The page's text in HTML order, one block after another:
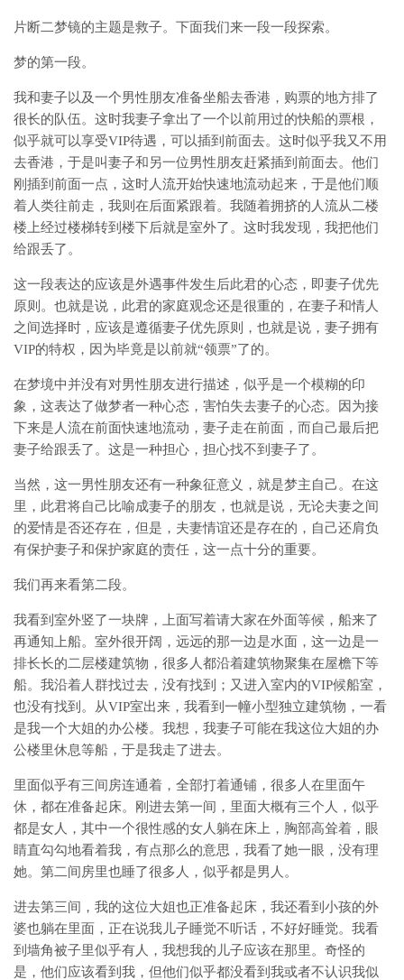
片断二梦镜的主题是救子。下面我们来一段一段探索。
梦的第一段。
我和妻子以及一个男性朋友准备坐船去香港，购票的地方排了
很长的队伍。这时我妻子拿出了一个以前用过的快船的票根，
似乎就可以享受VIP待遇，可以插到前面去。这时似乎我又不用
去香港，于是叫妻子和另一位男性朋友赶紧插到前面去。他们
刚插到前面一点，这时人流开始快速地流动起来，于是他们顺
着人类往前走，我则在后面紧跟着。我随着拥挤的人流从二楼
楼上经过楼梯转到楼下后就是室外了。这时我发现，我把他们
给跟丢了。
这一段表达的应该是外遇事件发生后此君的心态，即妻子优先
原则。也就是说，此君的家庭观念还是很重的，在妻子和情人
之间选择时，应该是遵循妻子优先原则，也就是说，妻子拥有
VIP的特权，因为毕竟是以前就“领票”了的。
在梦境中并没有对男性朋友进行描述，似乎是一个模糊的印
象，这表达了做梦者一种心态，害怕失去妻子的心态。因为接
下来是人流在前面快速地流动，妻子走在前面，而自己最后把
妻子给跟丢了。这是一种担心，担心找不到妻子了。
当然，这一男性朋友还有一种象征意义，就是梦主自己。在这
里，此君将自己比喻成妻子的朋友，也就是说，无论夫妻之间
的爱情是否还存在，但是，夫妻情谊还是存在的，自己还肩负
有保护妻子和保护家庭的责任，这一点十分的重要。
我们再来看第二段。
我看到室外竖了一块牌，上面写着请大家在外面等候，船来了
再通知上船。室外很开阔，远远的那一边是水面，这一边是一
排长长的二层楼建筑物，很多人都沿着建筑物聚集在屋檐下等
船。我沿着人群找过去，没有找到；又进入室内的VIP候船室，
也没有找到。从VIP室出来，我看到一幢小型独立建筑物，一看
是我一个大姐的办公楼。我想，我妻子可能在我这位大姐的办
公楼里休息等船，于是我走了进去。
里面似乎有三间房连通着，全部打着通铺，很多人在里面午
休，都在准备起床。刚进去第一间，里面大概有三个人，似乎
都是女人，其中一个很性感的女人躺在床上，胸部高耸着，眼
睛直勾勾地看着我，有点那么的意思，我看了她一眼，没有理
她。第二间房里也睡了很多人，似乎都是男人。
进去第三间，我的这位大姐也正准备起床，我还看到小孩的外
婆也躺在里面，正在说我儿子睡觉不听话，不好好睡觉。我看
到墙角被子里似乎有人，我想我的儿子应该在那里。奇怪的
是，他们应该看到我，但他们似乎都没看到我或者不认识我似